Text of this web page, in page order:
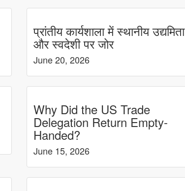
प्रांतीय कार्यशाला में स्थानीय उद्यमिता
और स्वदेशी पर जोर
June 20, 2026
Why Did the US Trade
Delegation Return Empty-
Handed?
June 15, 2026